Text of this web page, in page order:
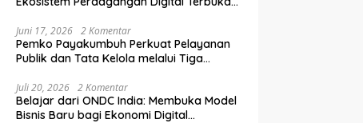
Juni 17, 2026 2 Komentar
Pemko Payakumbuh Perkuat Pelayanan
Publik dan Tata Kelola melalui Tiga
Juli 20, 2026 2 Komentar
Belajar dari ONDC India: Membuka Model
Bisnis Baru bagi Ekonomi Digital